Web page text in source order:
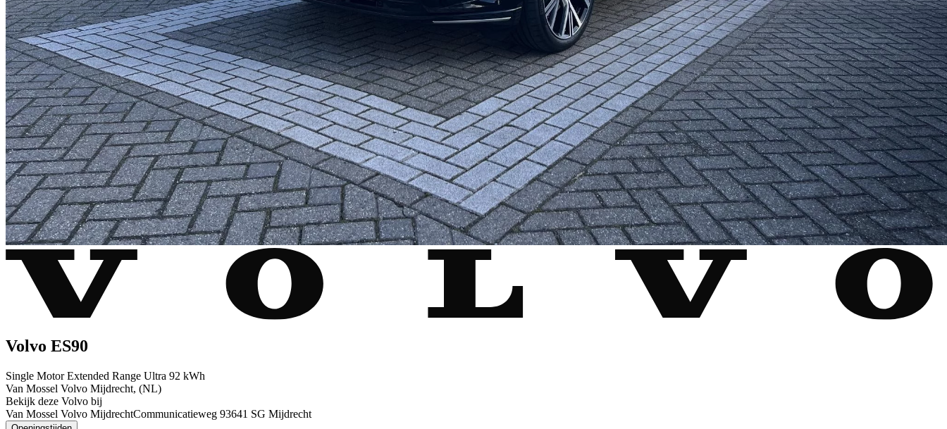
Volvo ES90
Single Motor Extended Range Ultra 92 kWh
Van Mossel Volvo Mijdrecht, (NL)
Bekijk deze Volvo bij
Van Mossel Volvo MijdrechtCommunicatieweg 93641 SG Mijdrecht